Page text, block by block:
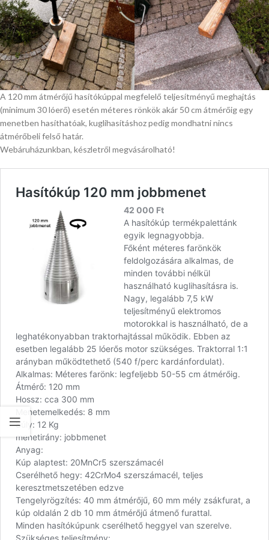
A 120 mm átmérőjű hasítókúppal megfelelő teljesítményű meghajtás
(minimum 30 lóerő) esetén méteres rönkök akár 50 cm átmérőig egy
menetben hasíthatóak, kuglihasításhoz pedig mondhatni nincs
átmérőbeli felső határ.
Webáruházunkban, készletről megvásárolható!